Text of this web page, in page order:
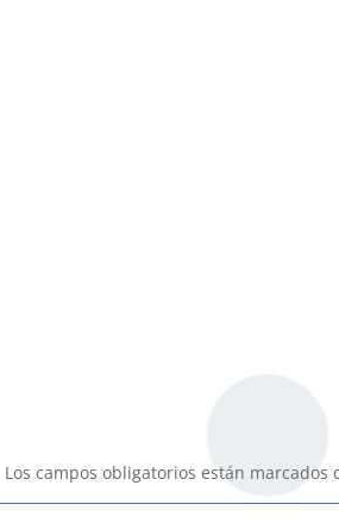
Los campos obligatorios están marcados